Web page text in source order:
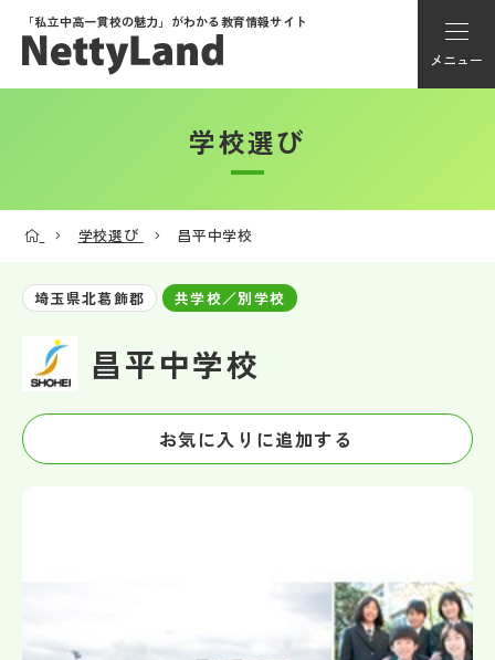
「私立中高一貫校の魅力」がわかる教育情報サイト
メニュー
アカウント登録
学校動画
私学探検隊
学校選び
学校選び 昌平中学校
埼玉県北葛飾郡 共学校／別学校
昌平中学校
お気に入りに追加する